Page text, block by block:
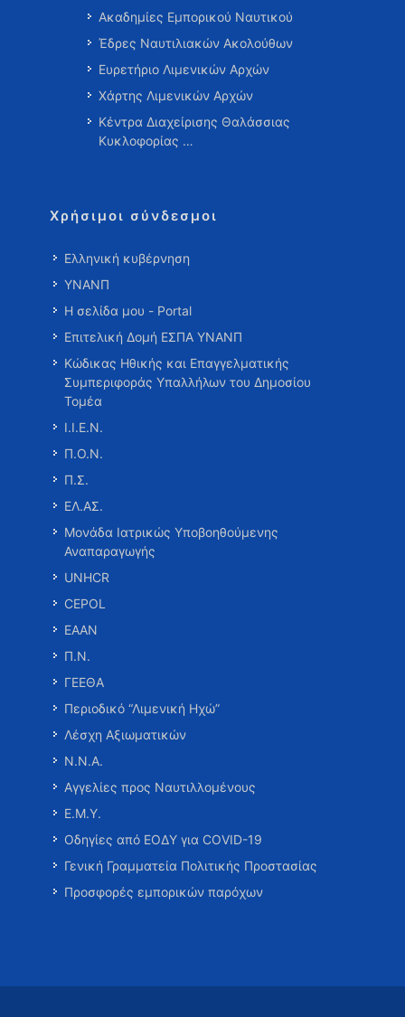
Ακαδημίες Εμπορικού Ναυτικού
Έδρες Ναυτιλιακών Ακολούθων
Ευρετήριο Λιμενικών Αρχών
Χάρτης Λιμενικών Αρχών
Κέντρα Διαχείρισης Θαλάσσιας
Κυκλοφορίας …
Χρήσιμοι σύνδεσμοι
Ελληνική κυβέρνηση
ΥΝΑΝΠ
Η σελίδα μου - Portal
Επιτελική Δομή ΕΣΠΑ ΥΝΑΝΠ
Κώδικας Ηθικής και Επαγγελματικής
Συμπεριφοράς Υπαλλήλων του Δημοσίου
Τομέα
Ι.Ι.Ε.Ν.
Π.Ο.Ν.
Π.Σ.
ΕΛ.ΑΣ.
Μονάδα Ιατρικώς Υποβοηθούμενης
Αναπαραγωγής
UNHCR
CEPOL
ΕΑΑΝ
Π.Ν.
ΓΕΕΘΑ
Περιοδικό “Λιμενική Ηχώ”
Λέσχη Αξιωματικών
Ν.Ν.Α.
Αγγελίες προς Ναυτιλλομένους
Ε.Μ.Υ.
Οδηγίες από ΕΟΔΥ για COVID-19
Γενική Γραμματεία Πολιτικής Προστασίας
Προσφορές εμπορικών παρόχων